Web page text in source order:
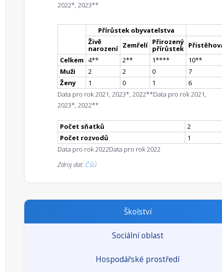
2022*, 2023**
Přírůstek obyvatelstva
Živě
narození Zemřelí Přirozený
přírůstek
Celkem 4** 2** 1**** 10**
Muži
2 2 0
7
Ženy
1 0 1
6
Data pro rok 2021, 2023*, 2022**Data pro rok 2021,
2023*, 2022**
Počet sňatků
2
Počet rozvodů
1
Data pro rok 2022Data pro rok 2022
Zdroj dat: ČSÚ
Školství
Sociální oblast
Hospodářské prostředí